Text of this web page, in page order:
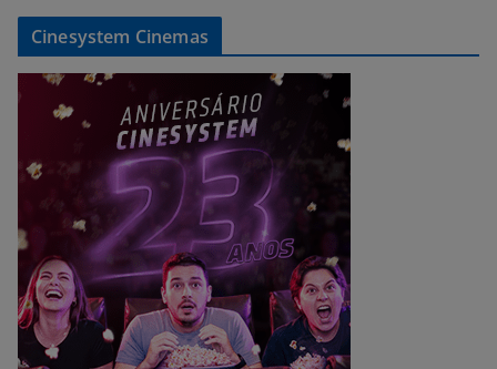
Cinesystem Cinemas